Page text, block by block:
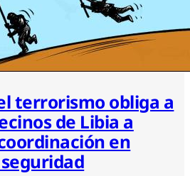
terrorismo obliga a
de Libia a
en